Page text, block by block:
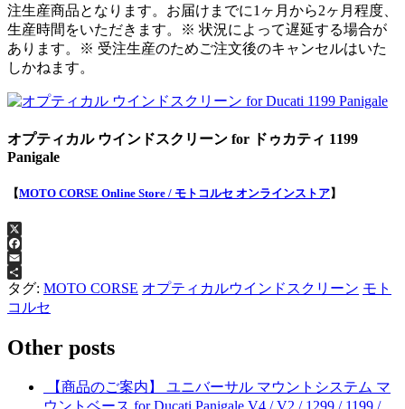
注生産商品となります。お届けまでに1ヶ月から2ヶ月程度、
生産時間をいただきます。※ 状況によって遅延する場合が
あります。※ 受注生産のためご注文後のキャンセルはいた
しかねます。
オプティカル ウインドスクリーン for ドゥカティ 1199
Panigale
【MOTO CORSE Online Store / モトコルセ オンラインストア】
X
Facebook
Email
共
有
タグ: MOTO CORSE オプティカルウインドスクリーン モト
コルセ
Other posts
【商品のご案内】 ユニバーサル マウントシステム マ